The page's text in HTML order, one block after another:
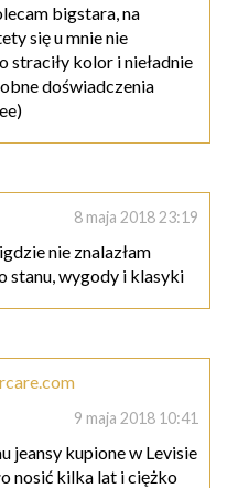
bigstara, na
się u mnie nie
straciły kolor i nieładnie
doświadczenia
8 maja 2018 23:19
nie znalazłam
stanu, wygody i klasyki
9 maja 2018 10:41
jeansy kupione w Levisie
nosić kilka lat i ciężko